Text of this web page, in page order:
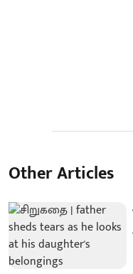
Other Articles